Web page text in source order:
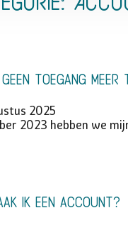
geen toegang
2025
2023 hebben we
ik een account?